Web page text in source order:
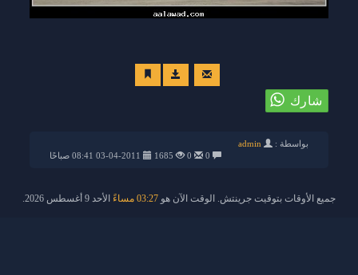
بواسطة :
admin
0
0
1685 03-04-2011 08:41 صباحًا
جميع الأوقات بتوقيت جرينتش. الوقت الآن هو 03:27 مساءً الأحد 9 أغسطس 2026.